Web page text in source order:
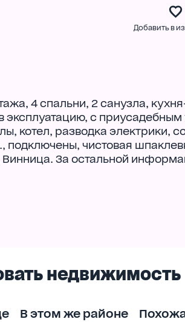
Добавить в
4 спальни, 2 санузла,
эксплуатацию, с
котел, разводка электрики,
подключены, чистовая
За остальной
недвижимость
В этом же районе